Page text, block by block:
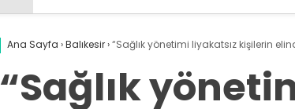
Ana Sayfa ›Balıkesir›“Sağlık yönetimi liyakatsız kişilerin
“Sağlık